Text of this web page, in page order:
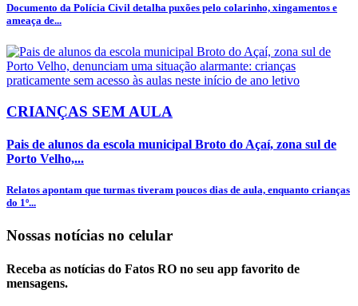
Documento da Polícia Civil detalha puxões pelo colarinho, xingamentos e
ameaça de...
CRIANÇAS SEM AULA
Pais de alunos da escola municipal Broto do Açaí, zona sul de
Porto Velho,...
Relatos apontam que turmas tiveram poucos dias de aula, enquanto crianças
do 1º...
Nossas notícias no celular
Receba as notícias do Fatos RO no seu app favorito de
mensagens.